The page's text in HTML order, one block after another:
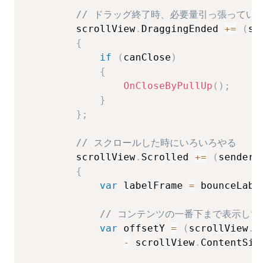
// ドラッグ終了時、必要量引っ張って
        scrollView
. DraggingEnded += (
{
if
( canClose )
{
OnCloseByPullUp ( ) ;
}
} ;
// スクロールした時にいろいろやる
        scrollView
. Scrolled += ( sender
{
var labelFrame = bounceLabel
// コンテンツの一番下まで表示して
var offsetY = ( scrollView .
-
scrollView . ContentSize